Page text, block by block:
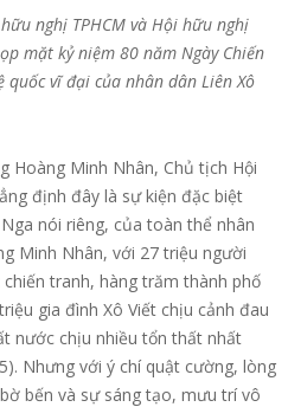
nghị TPHCM và Hội hữu nghị
mặt kỷ niệm 80 năm Ngày Chiến
vĩ đại của nhân dân Liên Xô
Hoàng Minh Nhân, Chủ tịch Hội
định đây là sự kiện đặc biệt
nói riêng, của toàn thể nhân
Minh Nhân, với 27 triệu người
tranh, hàng trăm thành phố
gia đình Xô Viết chịu cảnh đau
nước chịu nhiều tổn thất nhất
Nhưng với ý chí quật cường, lòng
bến và sự sáng tạo, mưu trí vô